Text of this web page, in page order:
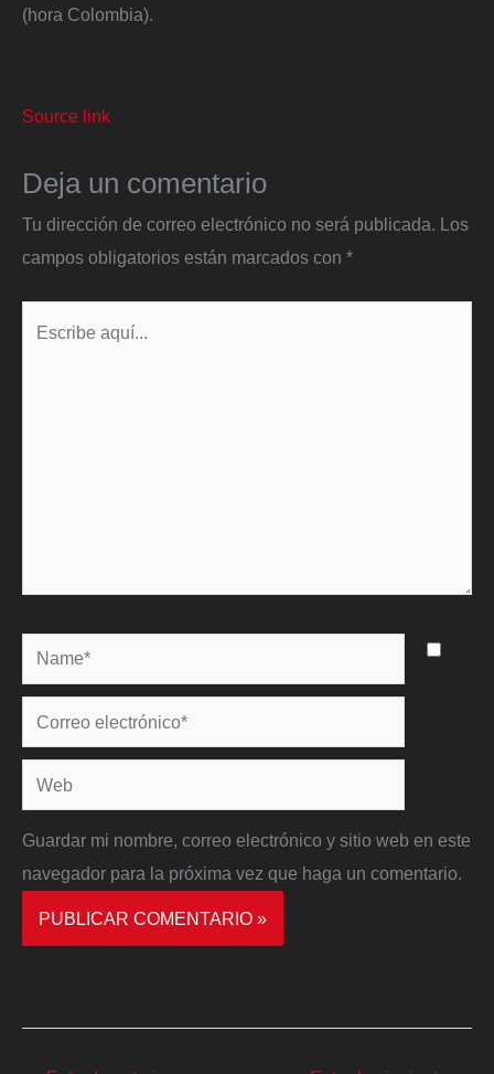
(hora Colombia).
Source link
Deja un comentario
Tu dirección de correo electrónico no será publicada. Los
campos obligatorios están marcados con *
Name*
Correo
electrónico*
Web
Guardar mi nombre, correo electrónico y sitio web en este
navegador para la próxima vez que haga un comentario.